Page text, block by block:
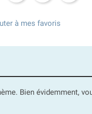
à mes favoris
Bien évidemment,